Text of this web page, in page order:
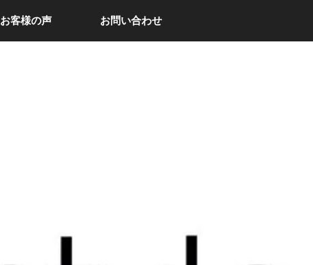
お客様の声 お問い合わせ